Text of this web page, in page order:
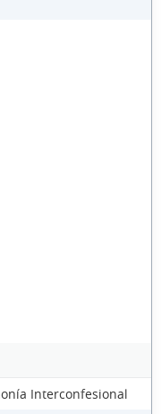
Interconfesional